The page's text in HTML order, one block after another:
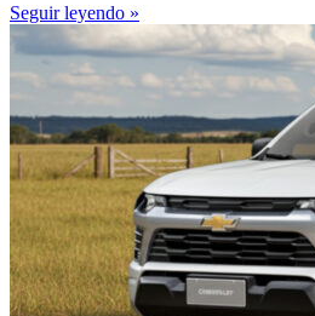
Seguir leyendo »